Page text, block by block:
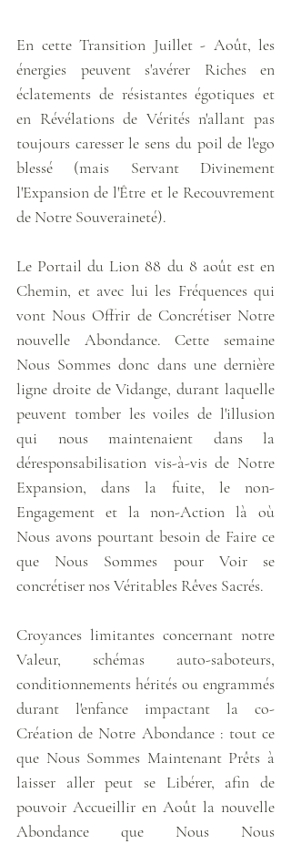
En cette Transition Juillet - Août, les
énergies peuvent s'avérer Riches en
éclatements de résistantes égotiques et
en Révélations de Vérités n'allant pas
toujours caresser le sens du poil de l'ego
blessé (mais Servant Divinement
l'Expansion de l'Être et le Recouvrement
de Notre Souveraineté).
Le Portail du Lion 88 du 8 août est en
Chemin, et avec lui les Fréquences qui
vont Nous Offrir de Concrétiser Notre
nouvelle Abondance. Cette semaine
Nous Sommes donc dans une dernière
ligne droite de Vidange, durant laquelle
peuvent tomber les voiles de l'illusion
qui nous maintenaient dans la
déresponsabilisation vis-à-vis de Notre
Expansion, dans la fuite, le non-
Engagement et la non-Action là où
Nous avons pourtant besoin de Faire ce
que Nous Sommes pour Voir se
concrétiser nos Véritables Rêves Sacrés.
Croyances limitantes concernant notre
Valeur, schémas auto-saboteurs,
conditionnements hérités ou engrammés
durant l'enfance impactant la co-
Création de Notre Abondance : tout ce
que Nous Sommes Maintenant Prêts à
laisser aller peut se Libérer, afin de
pouvoir Accueillir en Août la nouvelle
Abondance que Nous Nous